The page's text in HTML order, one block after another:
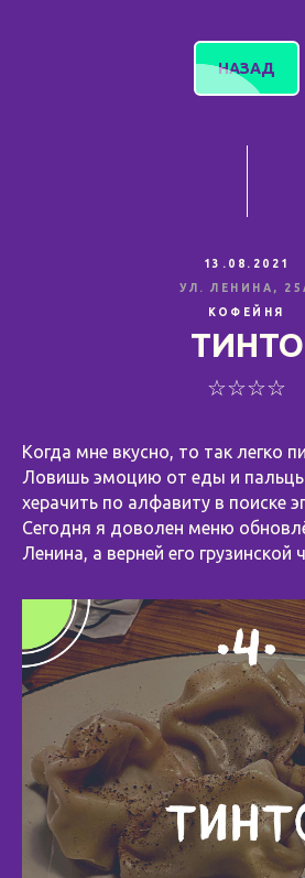
НАЗАД
13.08.2021
УЛ. ЛЕНИНА,
КОФЕЙНЯ
ТИНТО
☆☆☆☆
Когда мне вкусно, то так легко
Ловишь эмоцию от еды и
херачить по алфавиту в поиске
Сегодня я доволен меню
Ленина, а верней его грузинской